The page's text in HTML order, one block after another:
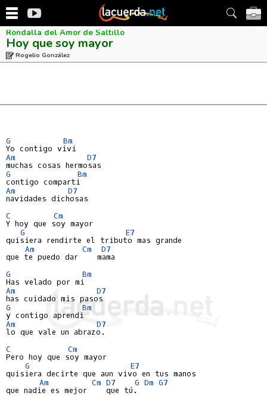
Rondalla del Amor de Saltillo
Hoy que soy mayor
Rogelio González
G
Bm
Am
D7
G
Bm
Am
D7
navidades dichosas
C
Cm
Y hoy que soy mayor
G
E7
quisiera rendirte el tributo mas grande
Am
Cm
D7
que te puedo dar    mama
G
Bm
Am
D7
G
Bm
Am
D7
lo que vale un abrazo.
C
Cm
Pero hoy que soy mayor
G
E7
quisiera decirte que aun vivo en tus manos
Am
Cm D7 G Dm G7
que nadie es mejor    que tú.